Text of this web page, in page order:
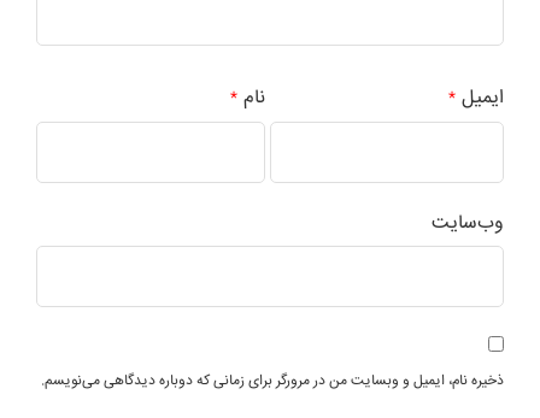
نام * ایمیل*
وب‌سایت
ذخیره نام، ایمیل و وبسایت من در مرورگر برای زمانی که دوباره دیدگاهی می‌نویسم.